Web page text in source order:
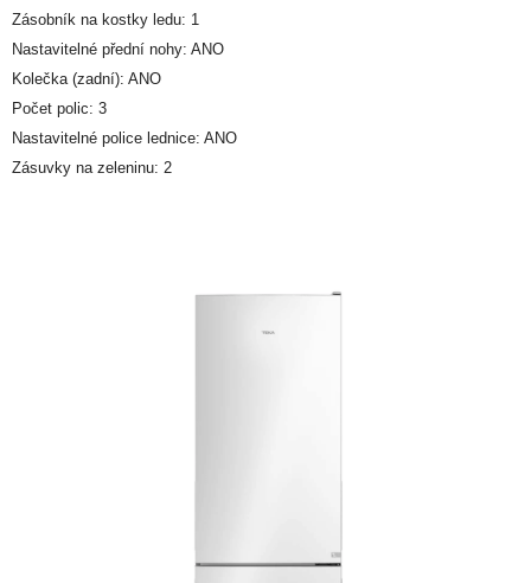
Zásobník na kostky ledu: 1
Nastavitelné přední nohy: ANO
Kolečka (zadní): ANO
Počet polic: 3
Nastavitelné police lednice: ANO
Zásuvky na zeleninu: 2